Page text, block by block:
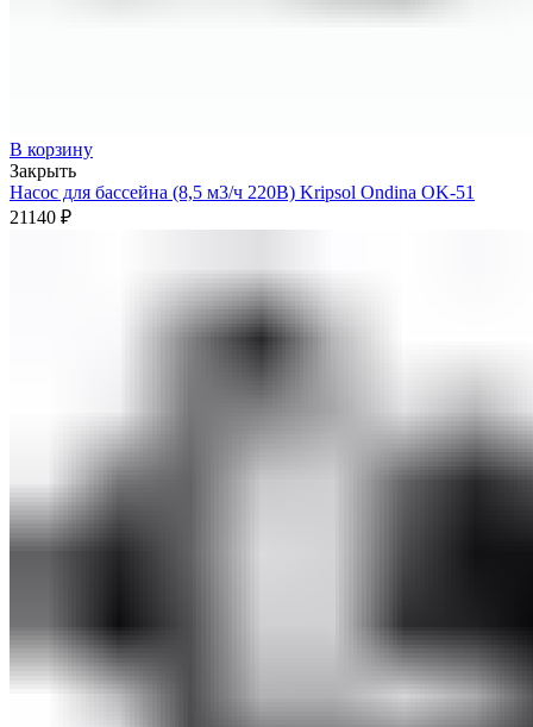
В корзину
Закрыть
Насос для бассейна (8,5 м3/ч 220В) Kripsol Ondina ОK-51
21140 ₽